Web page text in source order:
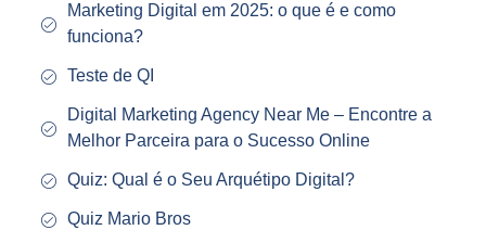
Marketing Digital em 2025: o que é e como
funciona?
Teste de QI
Digital Marketing Agency Near Me – Encontre a
Melhor Parceira para o Sucesso Online
Quiz: Qual é o Seu Arquétipo Digital?
Quiz Mario Bros